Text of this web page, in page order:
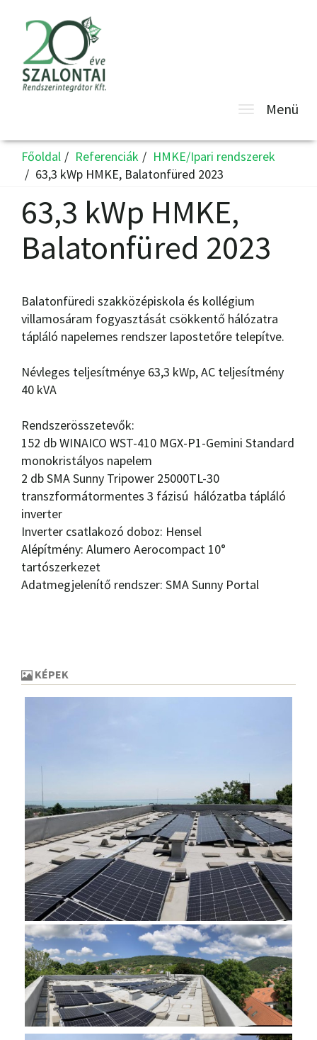
Toggle
Menü
Főoldal Referenciák
HMKE/Ipari rendszerek
63,3 kWp HMKE, Balatonfüred 2023
63,3 kWp HMKE,
Balatonfüred 2023
Balatonfüredi szakközépiskola és kollégium
villamosáram fogyasztását csökkentő hálózatra
tápláló napelemes rendszer lapostetőre telepítve.
Névleges teljesítménye 63,3 kWp, AC teljesítmény
40 kVA
Rendszerösszetevők:
152 db WINAICO WST-410 MGX-P1-Gemini Standard
monokristályos napelem
2 db SMA Sunny Tripower 25000TL-30
transzformátormentes 3 fázisú hálózatba tápláló
inverter
Inverter csatlakozó doboz: Hensel
Alépítmény: Alumero Aerocompact 10°
tartószerkezet
Adatmegjelenítő rendszer: SMA Sunny Portal
KÉPEK